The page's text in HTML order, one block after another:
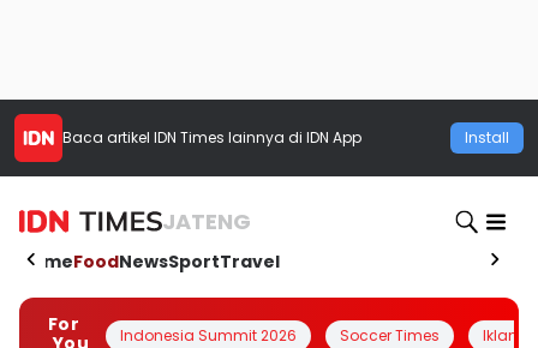
Baca artikel IDN Times lainnya di IDN App Install
JATENG
HomeFoodNewsSportTravel
For
You
Indonesia Summit 2026 Soccer Times Iklanin